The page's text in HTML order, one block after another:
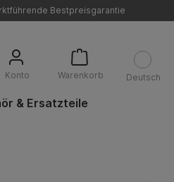
Bestpreisgarantie
Konto Warenkorb Deutsch
& Ersatzteile